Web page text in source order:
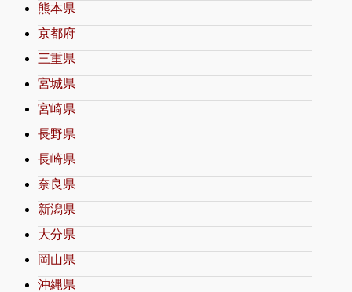
熊本県
京都府
三重県
宮城県
宮崎県
長野県
長崎県
奈良県
新潟県
大分県
岡山県
沖縄県